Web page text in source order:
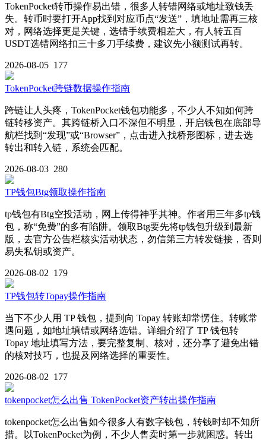
TokenPocket转币操作易出错，很多人转错网络或地址致钱丢
失。转币时要打开App找到对应币点“发送”，填地址需再三核
对，网络选择更是关键，选错手续费相差大，有人转五百
USDT选错网络扣三十多刀手续费，建议先小额测试再转。
2026-08-05 177
TokenPocket跨链数据操作指南
跨链让人头疼，TokenPocket钱包功能多，不少人不知如何跨
链转移资产。其跨链桥入口不深但不明显，开启钱包在底部导
航栏找到“发现”或“Browser”，点击进入找桥形图标，进去选
转出和转入链，系统会匹配。
2026-08-03 280
TP钱包Btg领取操作指南
tp钱包有Btg空投活动，网上传得神乎其神。作者用三年多tp钱
包，称“免费”的多有陷阱。领取Btg要先将tp钱包升级到最新
版，去官方公告栏核实活动状态，勿信第三方转发链接，否则
易失私钥或资产。
2026-08-02 179
TP钱包转Topay操作指南
当下不少人用 TP 钱包，提到向 Topay 转账却常愣住。转账常
遇问题，如地址填错或网络选错。详细介绍了 TP 钱包转
Topay 地址填写方法，要完整复制、核对，还分享了避免出错
的核对技巧，也提及网络选择的重要性。
2026-08-02 177
tokenpocket怎么出售 TokenPocket资产转出操作指南
tokenpocket怎么出售如今很多人有数字钱包，转钱时却不知所
措。以TokenPocket为例，不少人售卖时第一步就困惑。转出